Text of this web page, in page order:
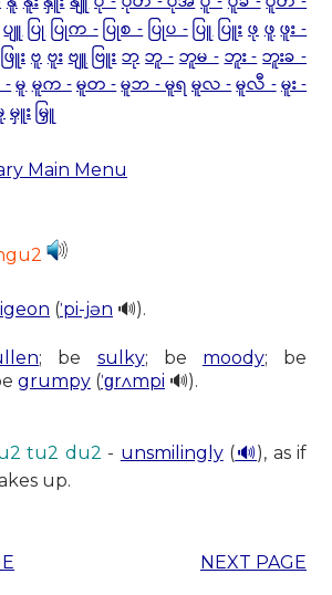
ပျူပြုပြုက -ပြုစ -ပြုပ -ပြူပြူးဖုဖူဖူး -
ဖြူး ဗူဗူးဗျူဗြူးဘုဘူ -ဘူမ -ဘူး -ဘူးခ -
-မူမူက -မူတ -မူဘ - မူရ မူလ -မူလီ -မူး -
မှူးမြှူ
Main Menu
(ˈpi-jən 🔊).
; be sulky; be moody; be
grumpy (ˈɡrʌmpi 🔊).
tu2 du2 - unsmilingly(🔊), as if
up.
NEXT PAGE